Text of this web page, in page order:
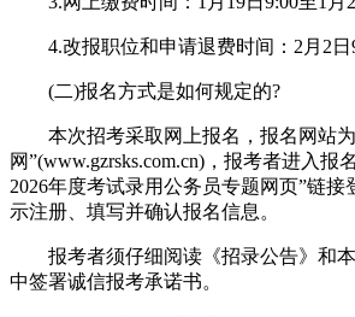
4.改报职位和申请退费时间：2月2日
(二)报名方式是如何规定的?
本次招考采取网上报名，报名网站为
网”(www.gzrsks.com.cn)，报考者进入报
2026年度考试录用公务员专题网页”链接
示注册、填写并确认报名信息。
报考者须仔细阅读《招录公告》和本
中签署诚信报考承诺书。